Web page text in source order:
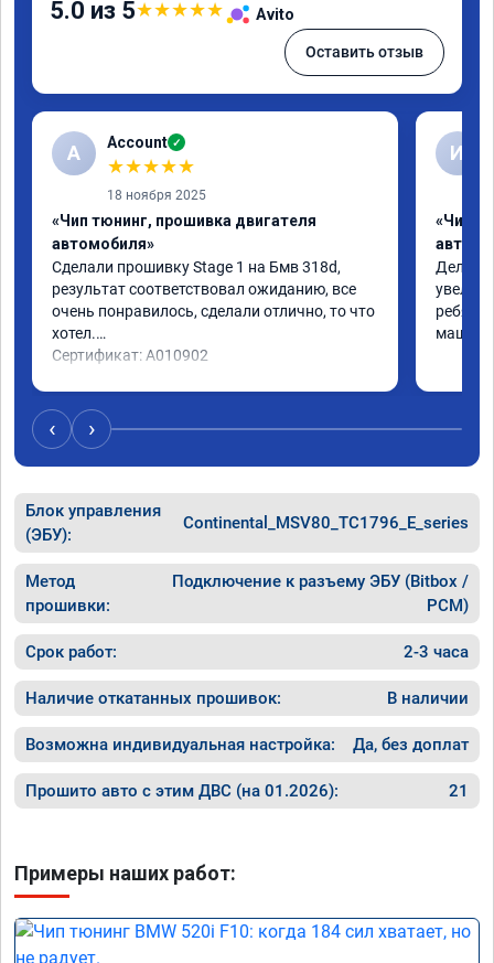
5.0 из 5★★★★★ Avito
Оставить отзыв
A Account ✓
★★★★★
18 ноября 2025
«Чип тюнинг, прошивка двигателя
автомобиля»
Сделали прошивку Stage 1 на Бмв 318d,
результат соответствовал ожиданию, все
очень понравилось, сделали отлично, то что
хотел.
Сертификат: A010902
И
«Чип
Делали
ребята
машина
‹ ›
Блок управления
(ЭБУ):
Continental_MSV80_TC1796_E_series
Метод
прошивки:
Подключение к разъему ЭБУ (Bitbox /
PCM)
Срок работ: 2-3 часа
Наличие откатанных прошивок: В наличии
Возможна индивидуальная настройка: Да, без доплат
Прошито авто с этим ДВС (на 01.2026): 21
Примеры наших работ: